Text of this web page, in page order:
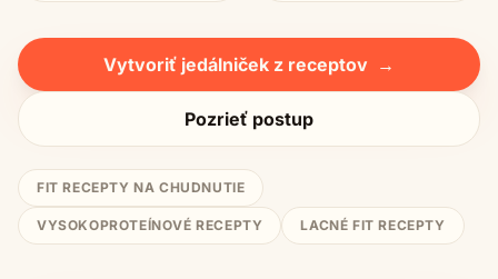
Vytvoriť jedálniček z receptov →
Pozrieť postup
FIT RECEPTY NA CHUDNUTIE
VYSOKOPROTEÍNOVÉ RECEPTY LACNÉ FIT RECEPTY